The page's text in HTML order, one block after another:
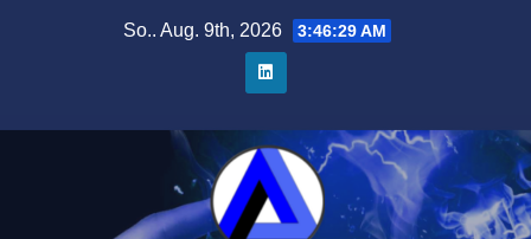
So.. Aug. 9th, 2026 3:46:30 AM